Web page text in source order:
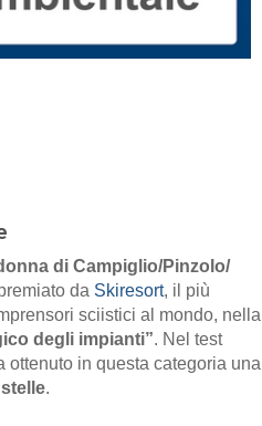
di Campiglio/​Pinzolo/​
da Skiresort, il più
sciistici al mondo, nella
degli impianti”. Nel test
ottenuto in questa categoria una
.